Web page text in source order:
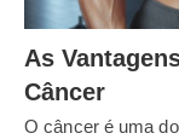
As
Câncer
O câncer é uma